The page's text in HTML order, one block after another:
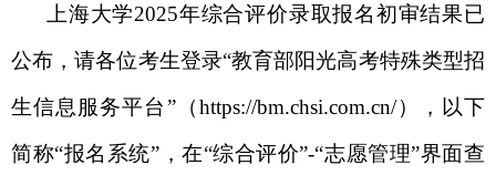
上海大学2025年综合评价录取报名初审结果已
公布，请各位考生登录“教育部阳光高考特殊类型招
生信息服务平台”（https://bm.chsi.com.cn/），以下
简称“报名系统”，在“综合评价”-“志愿管理”界面查